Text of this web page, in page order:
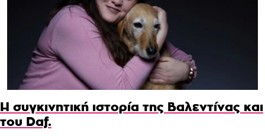
Η συγκινητική ιστορία της Βαλεντίνας και
του Daf.